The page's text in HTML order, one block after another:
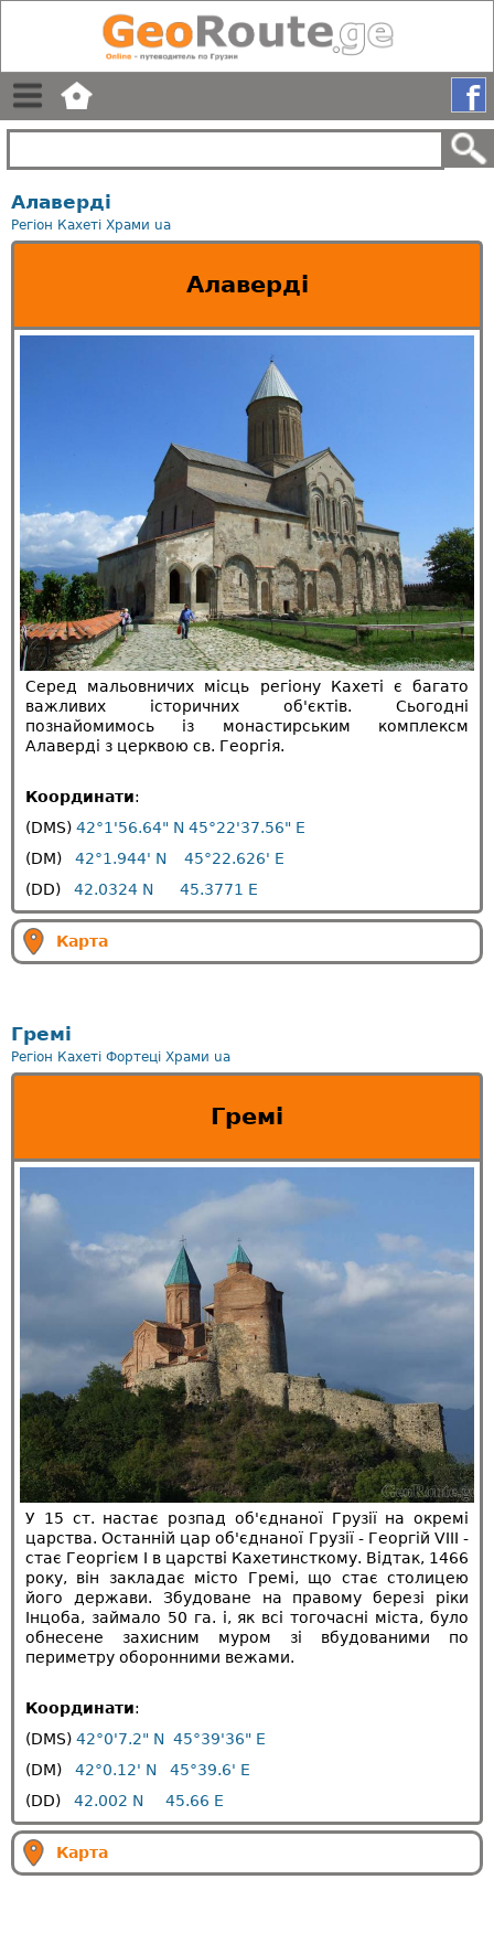
Алаверді
Регіон Кахеті Храми ua
Алаверді
Серед мальовничих місць регіону Кахеті є багато
важливих історичних об'єктів. Сьогодні
познайомимось із монастирським комплексм
Алаверді з церквою св. Георгія.
Координати:
(DMS) 42°1'56.64" N 45°22'37.56" E
(DM)
42°1.944' N 45°22.626' E
(DD) 42.0324 N 45.3771 E
Карта
Гремi
Регіон Кахеті Фортецi Храми ua
Гремi
У 15 ст. настає розпад об'єднаної Грузії на окремі
царства. Останній цар об'єднаної Грузії - Георгій VIII -
стає Георгієм I в царстві Кахетинсткому. Відтак, 1466
року, він закладає місто Гремі, що стає столицею
його держави. Збудоване на правому березі ріки
Інцоба, займало 50 га. і, як всі тогочасні міста, було
обнесене захисним муром зі вбудованими по
периметру оборонними вежами.
Координати:
(DMS) 42°0'7.2" N 45°39'36" E
(DM) 42°0.12' N 45°39.6' E
(DD) 42.002 N 45.66 E
Карта